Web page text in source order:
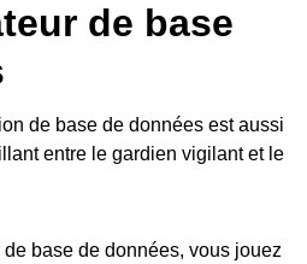
de base
de base de données est aussi
entre le gardien vigilant et le
de base de données, vous jouez